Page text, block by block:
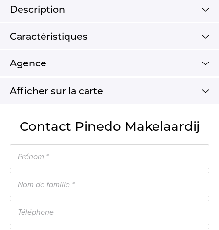
Description
Caractéristiques
Agence
Afficher sur la carte
Contact Pinedo Makelaardij